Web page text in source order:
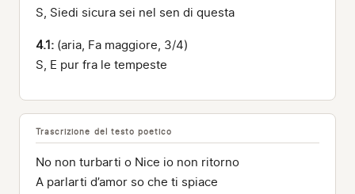
S, Siedi sicura sei nel sen di questa
4.1: (aria, Fa maggiore, 3/4)
S, E pur fra le tempeste
Trascrizione del testo poetico
No non turbarti o Nice io non ritorno
A parlarti d’amor so che ti spiace